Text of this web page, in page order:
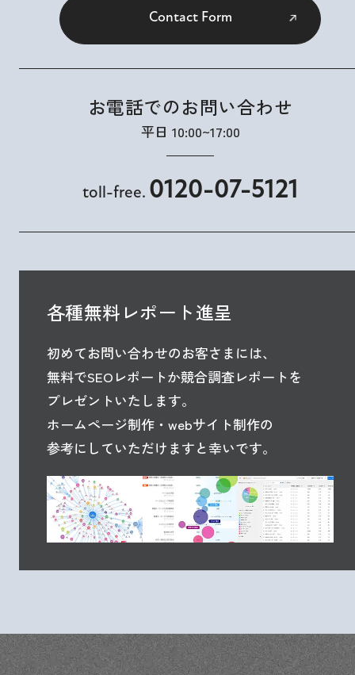
Contact Form
お電話でのお問い合わせ
平日 10:00~17:00
toll-free. 0120-07-5121
各種無料レポート進呈
初めてお問い合わせのお客さまには、
無料でSEOレポートか競合調査レポートを
プレゼントいたします。
ホームページ制作・webサイト制作の
参考にしていただけますと幸いです。